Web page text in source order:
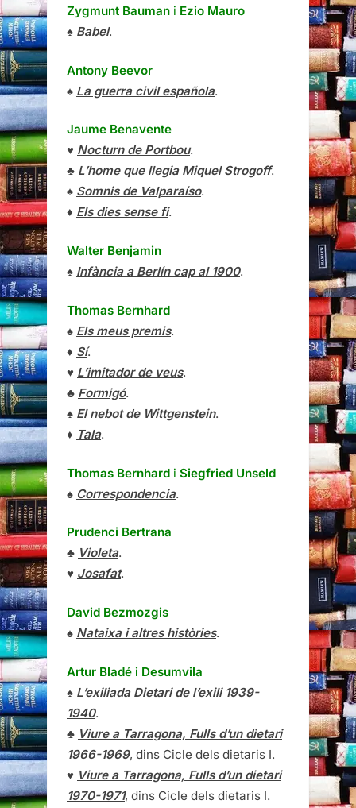
Zygmunt Bauman i Ezio Mauro
♠ Babel.
Antony Beevor
♠ La guerra civil española.
Jaume Benavente
♥ Nocturn de Portbou.
♣ L’home que llegia Miquel Strogoff.
♠ Somnis de Valparaíso.
♦ Els dies sense fi.
Walter Benjamin
♠ Infància a Berlín cap al 1900.
Thomas Bernhard
♠ Els meus premis.
♦ Sí.
♥ L’imitador de veus.
♣ Formigó.
♠ El nebot de Wittgenstein.
♦ Tala.
Thomas Bernhard i Siegfried Unseld
♠ Correspondencia.
Prudenci Bertrana
♣ Violeta.
♥ Josafat.
David Bezmozgis
♠ Nataixa i altres històries.
Artur Bladé i Desumvila
♠ L’exiliada Dietari de l’exili 1939-
1940.
♣ Viure a Tarragona, Fulls d’un dietari
1966-1969, dins Cicle dels dietaris I.
♥ Viure a Tarragona, Fulls d’un dietari
1970-1971, dins Cicle dels dietaris I.